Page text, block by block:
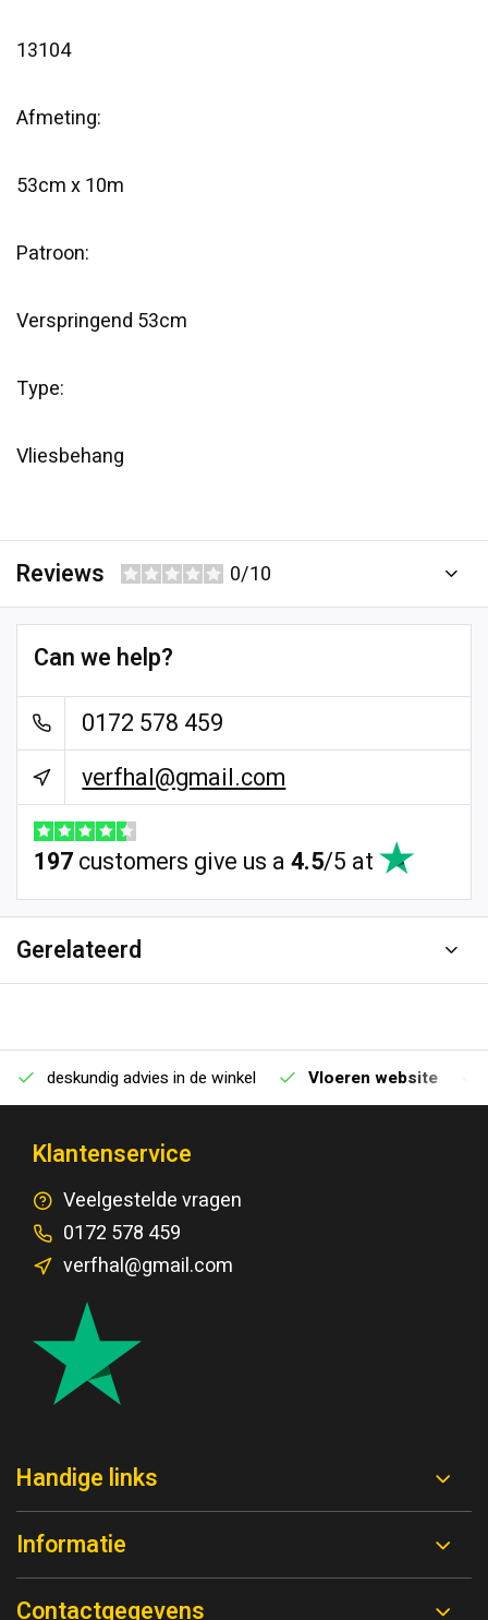
13104
Afmeting:
53cm x 10m
Patroon:
Verspringend 53cm
Type:
Vliesbehang
Reviews 0/10
Can we help?
0172 578 459
verfhal@gmail.com
197customers give us a4.5/5 at
Gerelateerd
deskundig advies in de winkel Vloeren website
Klantenservice
Veelgestelde vragen
0172 578 459
verfhal@gmail.com
Handige links
Informatie
Contactgegevens